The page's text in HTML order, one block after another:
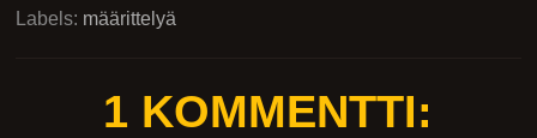
Labels: määrittelyä
1 KOMMENTTI: